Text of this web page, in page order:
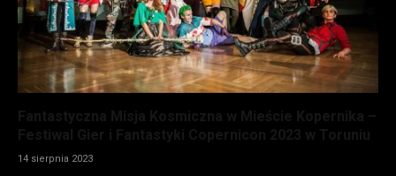
14 sierpnia 2023